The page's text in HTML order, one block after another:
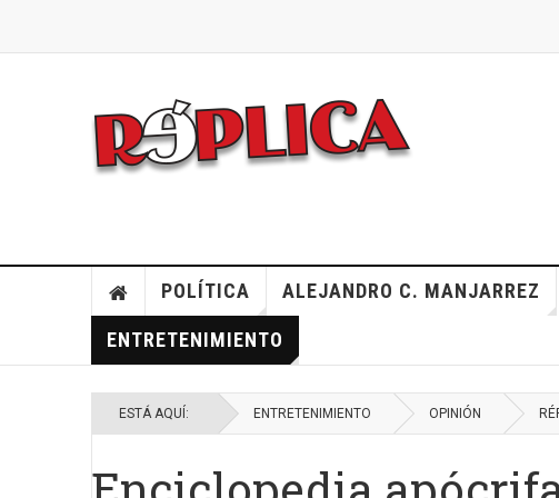
POLÍTICA ALEJANDRO C. MANJARREZ
ENTRETENIMIENTO
ESTÁ AQUÍ: ENTRETENIMIENTO OPINIÓN